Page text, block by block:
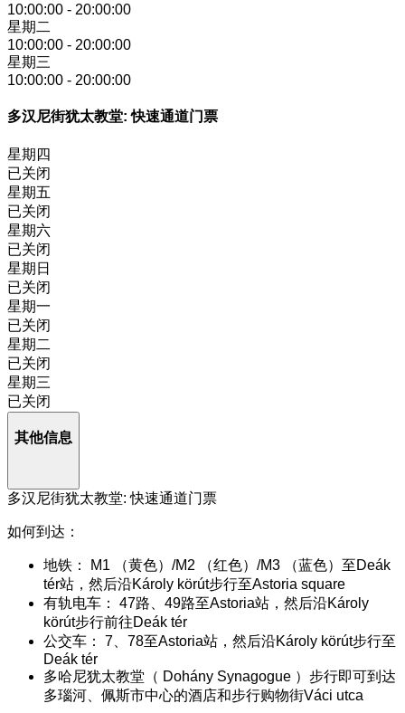
10:00:00 - 20:00:00
星期二
10:00:00 - 20:00:00
星期三
10:00:00 - 20:00:00
多汉尼街犹太教堂: 快速通道门票
星期四
已关闭
星期五
已关闭
星期六
已关闭
星期日
已关闭
星期一
已关闭
星期二
已关闭
星期三
已关闭
其他信息
多汉尼街犹太教堂: 快速通道门票
如何到达：
地铁： M1 （黄色）/M2 （红色）/M3 （蓝色）至Deák
tér站，然后沿Károly körút步行至Astoria square
有轨电车： 47路、49路至Astoria站，然后沿Károly
körút步行前往Deák tér
公交车： 7、78至Astoria站，然后沿Károly körút步行至
Deák tér
多哈尼犹太教堂（ Dohány Synagogue ）步行即可到达
多瑙河、佩斯市中心的酒店和步行购物街Váci utca